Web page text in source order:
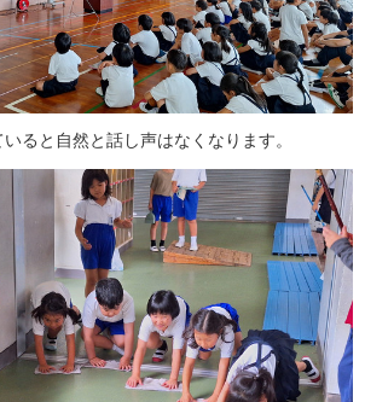
ると自然と話し声はなくなります。